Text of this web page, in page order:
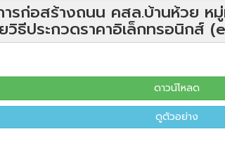
ารก่อสร้างถนน คสล.บ้านห้วย
ธีประกวดราคาอิเล็กทรอนิกส์
ดาวน์โหลด
ดูตัวอย่าง